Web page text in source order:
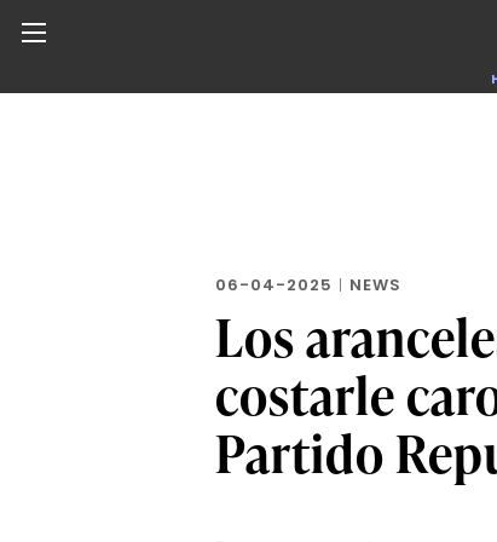
Noticias de negocios, innovación, tecnología y
06-04-2025 | NEWS
Los
costarle
Partido